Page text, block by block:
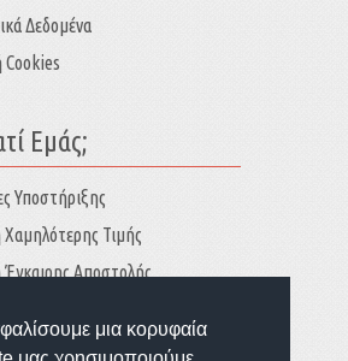
μια κορυφαία
Δεδομένα
Cookies
Εμάς;
Υποστήριξης
Τιμής
Αποστολής